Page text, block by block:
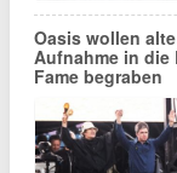
Oasis wollen
Aufnahme in die
Fame begraben